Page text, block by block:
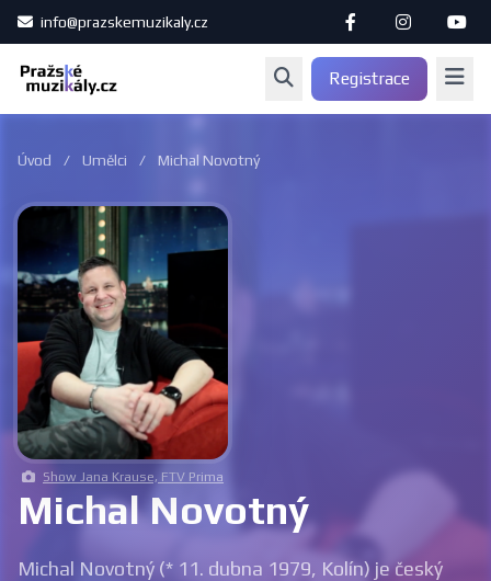
info@prazskemuzikaly.cz
Registrace
Úvod / Umělci / Michal Novotný
Show Jana Krause, FTV Prima
Michal Novotný
Michal Novotný (* 11. dubna 1979, Kolín) je český